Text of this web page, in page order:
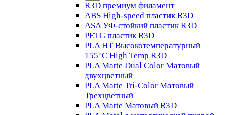
R3D премиум филамент
ABS High-speed пластик R3D
ASA УФ-стойкий пластик R3D
PETG пластик R3D
PLA HT Высокотемпературный
155°C High Temp R3D
PLA Matte Dual Color Матовый
двухцветный
PLA Matte Tri-Color Матовый
Трехцветный
PLA Matte Матовый R3D